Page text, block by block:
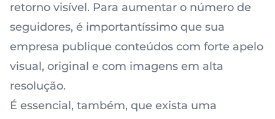
retorno visível. Para aumentar o número de
seguidores, é importantíssimo que sua
empresa publique conteúdos com forte apelo
visual, original e com imagens em alta
resolução.
É essencial, também, que exista uma